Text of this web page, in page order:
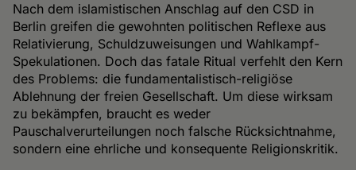
Nach dem islamistischen Anschlag auf den CSD in
Berlin greifen die gewohnten politischen Reflexe aus
Relativierung, Schuldzuweisungen und Wahlkampf-
Spekulationen. Doch das fatale Ritual verfehlt den Kern
des Problems: die fundamentalistisch-religiöse
Ablehnung der freien Gesellschaft. Um diese wirksam
zu bekämpfen, braucht es weder
Pauschalverurteilungen noch falsche Rücksichtnahme,
sondern eine ehrliche und konsequente Religionskritik.